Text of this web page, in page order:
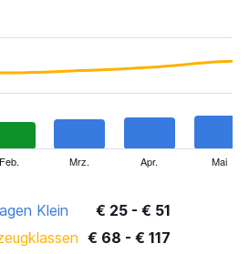
Feb. Mrz. Apr. Mai
Klein
€ 25 - € 51
€ 68 - € 117